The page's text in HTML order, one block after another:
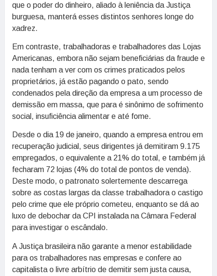
que o poder do dinheiro, aliado à leniência da Justiça
burguesa, manterá esses distintos senhores longe do
xadrez.
Em contraste, trabalhadoras e trabalhadores das Lojas
Americanas, embora não sejam beneficiárias da fraude e
nada tenham a ver com os crimes praticados pelos
proprietários, já estão pagando o pato, sendo
condenados pela direção da empresa a um processo de
demissão em massa, que para é sinônimo de sofrimento
social, insuficiência alimentar e até fome.
Desde o dia 19 de janeiro, quando a empresa entrou em
recuperação judicial, seus dirigentes já demitiram 9.175
empregados, o equivalente a 21% do total, e também já
fecharam 72 lojas (4% do total de pontos de venda).
Deste modo, o patronato solertemente descarrega
sobre as costas largas da classe trabalhadora o castigo
pelo crime que ele próprio cometeu, enquanto se dá ao
luxo de debochar da CPI instalada na Câmara Federal
para investigar o escândalo.
A Justiça brasileira não garante a menor estabilidade
para os trabalhadores nas empresas e confere ao
capitalista o livre arbítrio de demitir sem justa causa,